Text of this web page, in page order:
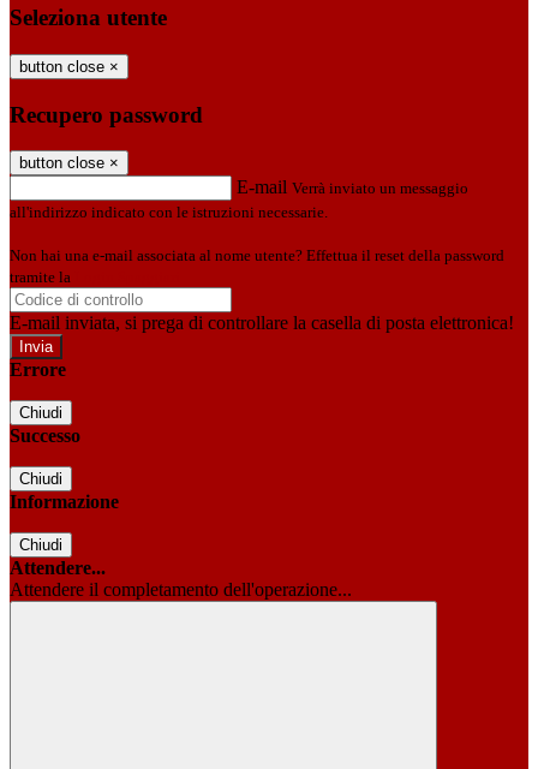
Seleziona utente
button close ×
Recupero password
button close ×
E-mail Verrà inviato un messaggio
all'indirizzo indicato con le istruzioni necessarie.
Non hai una e-mail associata al nome utente? Effettua il reset della password
tramite la
E-mail inviata, si prega di controllare la casella di posta elettronica!
Errore
Chiudi
Successo
Chiudi
Informazione
Chiudi
Attendere...
Attendere il completamento dell'operazione...